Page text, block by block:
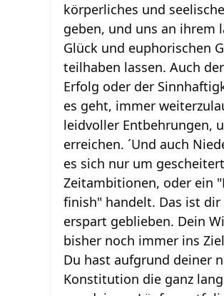
körperliches und
geben, und uns an ihrem
Glück und euphorischen
teilhaben lassen. Auch
Erfolg oder der
es geht, immer
leidvoller Entbehrungen,
erreichen. ´Und auch
es sich nur um
Zeitambitionen, oder ein
finish" handelt. Das ist dir
erspart geblieben. Dein
bisher noch immer ins
Du hast aufgrund deiner
Konstitution die ganz